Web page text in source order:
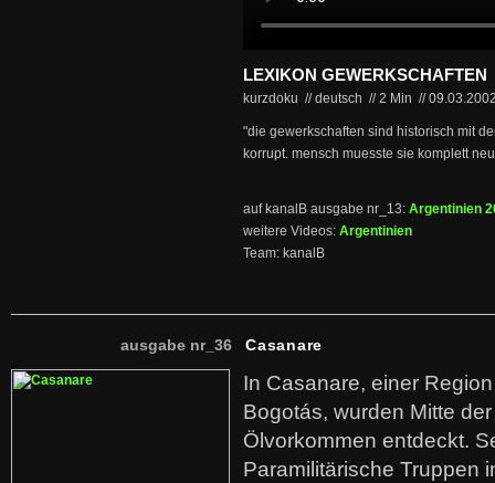
LEXIKON GEWERKSCHAFTEN
kurzdoku // deutsch //2 Min //
"die gewerkschaften sind historisch mit
korrupt. mensch muesste sie komplett
auf kanalB ausgabe nr_13: Argentinien
weitere Videos: Argentinien
Team: kanalB
ausgabe nr_36 Casanare
In Casanare, einer
Bogotás, wurden Mitte
Ölvorkommen entdeckt.
Paramilitärische Truppen